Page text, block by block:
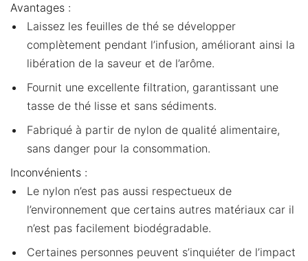
Avantages :
Laissez les feuilles de thé se développer
complètement pendant l’infusion, améliorant ainsi la
libération de la saveur et de l’arôme.
Fournit une excellente filtration, garantissant une
tasse de thé lisse et sans sédiments.
Fabriqué à partir de nylon de qualité alimentaire,
sans danger pour la consommation.
Inconvénients :
Le nylon n’est pas aussi respectueux de
l’environnement que certains autres matériaux car il
n’est pas facilement biodégradable.
Certaines personnes peuvent s’inquiéter de l’impact